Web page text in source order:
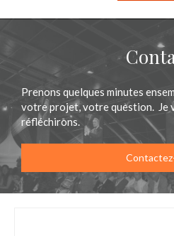
Prenons quelques minutes
votre projet, votre question. Je
réfléchirons.